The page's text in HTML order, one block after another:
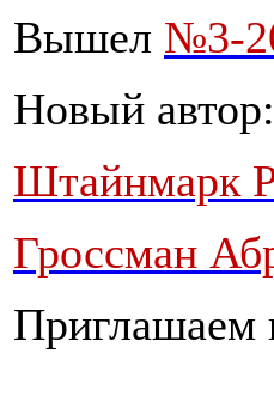
Вышел №3-
Новый автор:
Штайнмарк
Гроссман
Приглашаем